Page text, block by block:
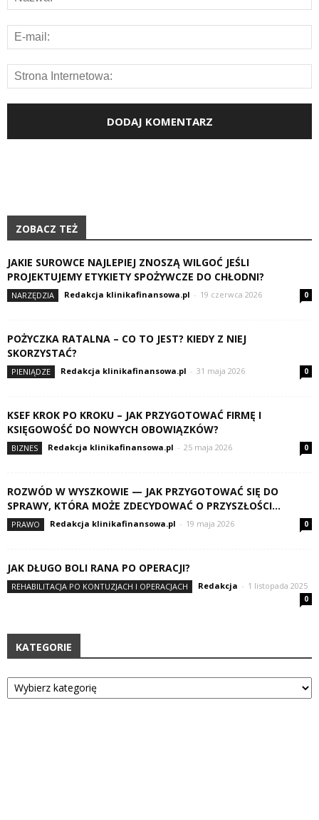
ZOBACZ TEŻ
JAKIE SUROWCE NAJLEPIEJ ZNOSZĄ WILGOĆ JEŚLI
PROJEKTUJEMY ETYKIETY SPOŻYWCZE DO CHŁODNI?
NARZĘDZIA Redakcja klinikafinansowa.pl - 19 czerwca 2026 0
POŻYCZKA RATALNA – CO TO JEST? KIEDY Z NIEJ
SKORZYSTAĆ?
PIENIĄDZE Redakcja klinikafinansowa.pl - 31 maja 2026 0
KSEF KROK PO KROKU – JAK PRZYGOTOWAĆ FIRMĘ I
KSIĘGOWOŚĆ DO NOWYCH OBOWIĄZKÓW?
BIZNES Redakcja klinikafinansowa.pl - 25 maja 2026 0
ROZWÓD W WYSZKOWIE — JAK PRZYGOTOWAĆ SIĘ DO
SPRAWY, KTÓRA MOŻE ZDECYDOWAĆ O PRZYSZŁOŚCI...
PRAWO Redakcja klinikafinansowa.pl - 19 maja 2026 0
JAK DŁUGO BOLI RANA PO OPERACJI?
REHABILITACJA PO KONTUZJACH I OPERACJACH Redakcja - 1 listopada 2025
0
KATEGORIE
Kategorie